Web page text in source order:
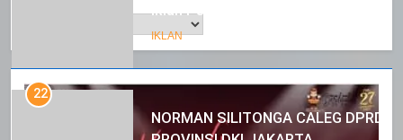
Iklan Pemerintah Kabupaten Siak
IKLAN
22
NORMAN SILITONGA CALEG DPRD